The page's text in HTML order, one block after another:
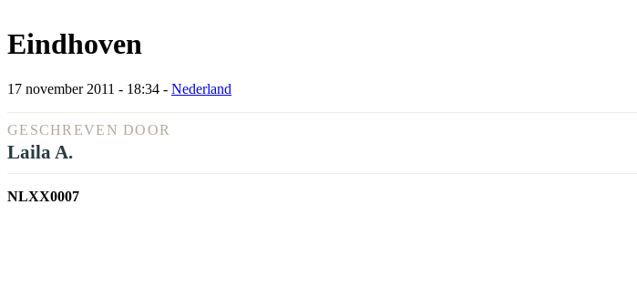
Eindhoven
17 november 2011 - 18:34 - Nederland
GESCHREVEN DOOR
Laila A.
NLXX0007